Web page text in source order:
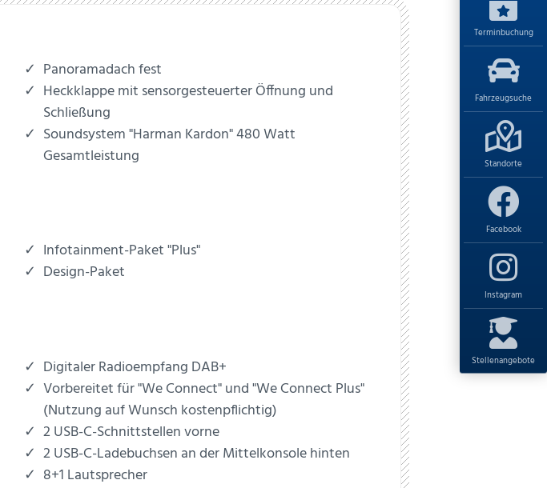
Terminbuchung
Fahrzeugsuche
Standorte
Facebook
Instagram
Stellenangebote
Panoramadach fest
Heckklappe mit sensorgesteuerter Öffnung und
Schließung
Soundsystem "Harman Kardon" 480 Watt
Gesamtleistung
Infotainment-Paket "Plus"
Design-Paket
Digitaler Radioempfang DAB+
Vorbereitet für "We Connect" und "We Connect Plus"
(Nutzung auf Wunsch kostenpflichtig)
2 USB-C-Schnittstellen vorne
2 USB-C-Ladebuchsen an der Mittelkonsole hinten
8+1 Lautsprecher